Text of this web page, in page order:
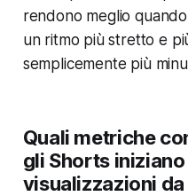
rendono meglio
un ritmo più stretto e
semplicemente più
Quali metriche
gli Shorts
visualizzazioni da